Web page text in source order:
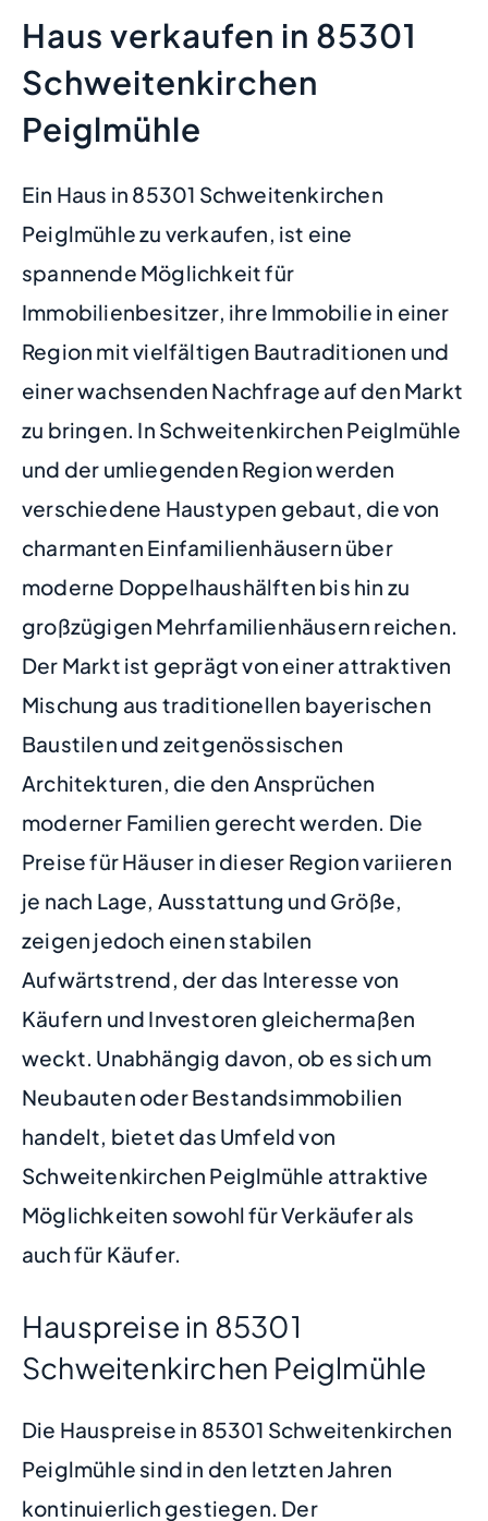
Haus verkaufen in 85301
Schweitenkirchen
Peiglmühle
Ein Haus in 85301 Schweitenkirchen
Peiglmühle zu verkaufen, ist eine
spannende Möglichkeit für
Immobilienbesitzer, ihre Immobilie in einer
Region mit vielfältigen Bautraditionen und
einer wachsenden Nachfrage auf den Markt
zu bringen. In Schweitenkirchen Peiglmühle
und der umliegenden Region werden
verschiedene Haustypen gebaut, die von
charmanten Einfamilienhäusern über
moderne Doppelhaushälften bis hin zu
großzügigen Mehrfamilienhäusern reichen.
Der Markt ist geprägt von einer attraktiven
Mischung aus traditionellen bayerischen
Baustilen und zeitgenössischen
Architekturen, die den Ansprüchen
moderner Familien gerecht werden. Die
Preise für Häuser in dieser Region variieren
je nach Lage, Ausstattung und Größe,
zeigen jedoch einen stabilen
Aufwärtstrend, der das Interesse von
Käufern und Investoren gleichermaßen
weckt. Unabhängig davon, ob es sich um
Neubauten oder Bestandsimmobilien
handelt, bietet das Umfeld von
Schweitenkirchen Peiglmühle attraktive
Möglichkeiten sowohl für Verkäufer als
auch für Käufer.
Hauspreise in 85301
Schweitenkirchen Peiglmühle
Die Hauspreise in 85301 Schweitenkirchen
Peiglmühle sind in den letzten Jahren
kontinuierlich gestiegen. Der